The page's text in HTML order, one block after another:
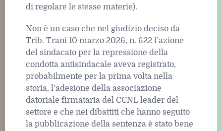
di regolare le stesse materie).
Non è un caso che nel giudizio deciso da
Trib. Trani 10 marzo 2026, n. 622 l’azione
del sindacato per la repressione della
condotta antisindacale aveva registrato,
probabilmente per la prima volta nella
storia, l’adesione della associazione
datoriale firmataria del CCNL leader del
settore e che nei dibattiti che hanno seguito
la pubblicazione della sentenza è stato bene